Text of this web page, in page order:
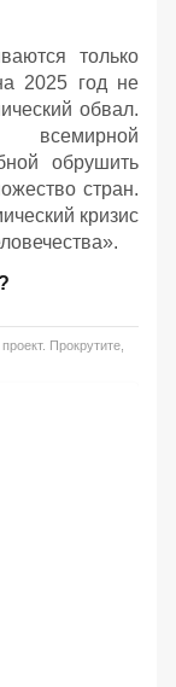
только
2025 год не
обвал.
обрушить
стран.
кризис
Прокрутите,